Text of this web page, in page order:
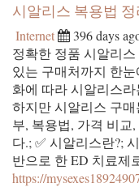
시알리스 복용법 정
Internet 396 days
정확한 정품 시알리
있는 구매처까지 한
화에 따라 시알리스
하지만 시알리스 구
부, 복용법, 가격 비교
다.; ✅ 시알리스란?;
반으로 한 ED 치료제
https://